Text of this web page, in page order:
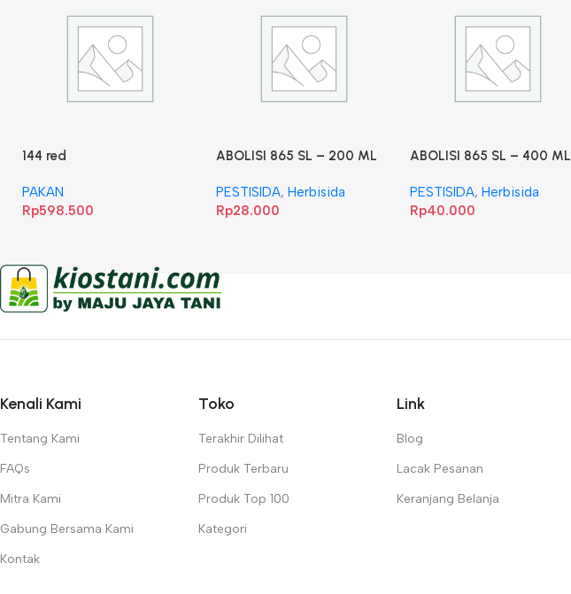
144 red
PAKAN
Rp598.500
ABOLISI 865 SL – 200 ML
PESTISIDA, Herbisida
Rp28.000
ABOLISI 865 SL – 400 ML
PESTISIDA, Herbisida
Rp40.000
Kenali Kami
Tentang Kami
FAQs
Mitra Kami
Gabung Bersama Kami
Kontak
Toko
Terakhir Dilihat
Produk Terbaru
Produk Top 100
Kategori
Link
Blog
Lacak Pesanan
Keranjang Belanja